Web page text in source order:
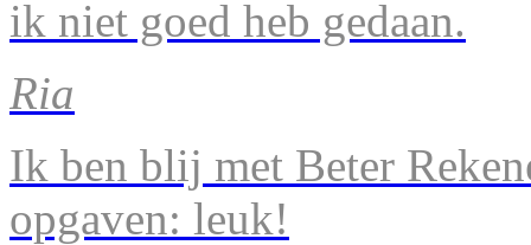
ik niet goed heb gedaan.
Ria
Ik ben blij met Beter
opgaven: leuk!